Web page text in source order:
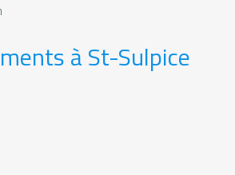
à St-Sulpice